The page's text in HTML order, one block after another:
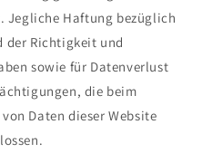
Haftung bezüglich
der Richtigkeit und
sowie für Datenverlust
die beim
Daten dieser Website